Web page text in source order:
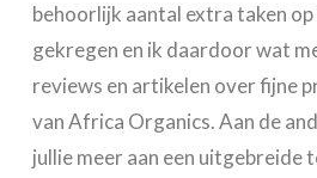
behoorlijk aantal extra taken
gekregen en ik daardoor wat
reviews en artikelen over fijne
van Africa Organics. Aan de
jullie meer aan een uitgebreide